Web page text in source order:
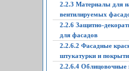
2.2.3 Материалы для
вентилируемых
2.2.6 Защитно-
для фасадов
2.2.6.2 Фасадные
штукатурки и
2.2.6.4 Облицовочные